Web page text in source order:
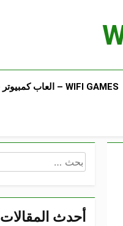
WIFI GAMES​ – العاب كمبيوتر قديمة​
البحث
أحدث المقالات